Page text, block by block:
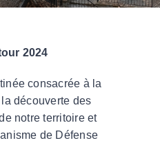
2024
consacrée à la
découverte des
notre territoire et
de Défense